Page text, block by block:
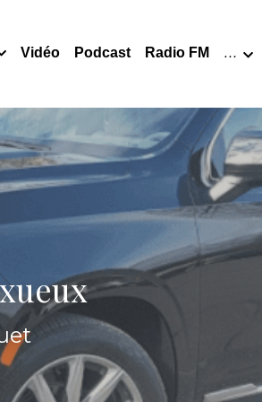
Vidéo Podcast Radio FM …